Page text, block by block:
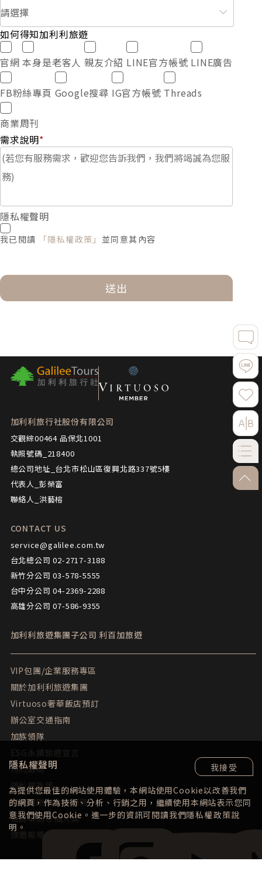
如何得知加利利旅遊
官網 本身是老客人 親友介紹 LINE官方帳號 LINE廣告
FB粉絲專頁 Google搜尋 IG官方帳號 Threads
商業周刊
需求說明*
隱私權聲明
我已閱讀 「隱私權政策」 並同意其內容
送出
隱私權聲明
為提供您最佳的網站使用體驗，本網站使用Cookie以改善我們
的網頁，作為技術、分析、行銷之用，繼續使用本網站表示您同
意我們使用Cookie。進一步的資訊可閱讀我們隱私權政策說
明。
我接受
go-
加利利旅行社股份有限公司
交觀綜00464 品保北1001
執照號碼_218400
總公司地址_台北市松山區復興北路337號5樓
代表人_彭榮富
聯絡人_洪藝榕
CONTACT US
service@galilee.com.tw
台北總公司 02-2717-3188
新竹分公司 03-578-5555
台中分公司 04-2369-2288
高雄分公司 07-586-9355
加利利旅遊集團子公司 利百加旅遊
VIP包團/企業服務專區
關於加利利旅遊集團
Virtuoso奢華飯店預訂
辦公室交通指南
加族領隊
ESG永續旅遊宣言
特約廠商
隱私權政策
常見問題與會員服務
團員填問卷抽大獎
媒體報導